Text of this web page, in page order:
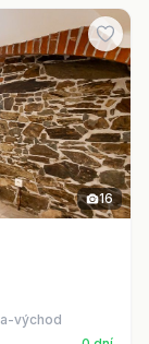
16
východ